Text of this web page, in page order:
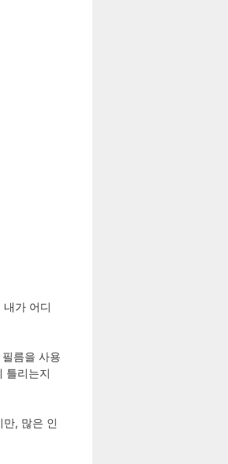
가 어디
름을 사용
틀리는지
, 많은 인